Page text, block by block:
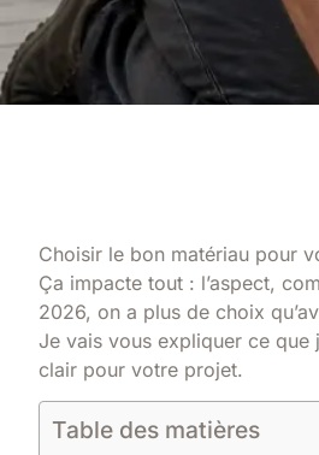
Choisir le bon matériau pour
Ça impacte tout : l’aspect,
2026, on a plus de choix
Je vais vous expliquer ce que
clair pour votre projet.
Table des matières